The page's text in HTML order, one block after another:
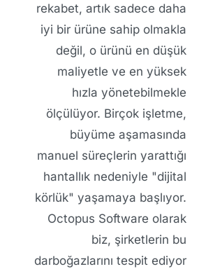
rekabet, artık sadece daha
iyi bir ürüne sahip olmakla
değil, o ürünü en düşük
maliyetle ve en yüksek
hızla yönetebilmekle
ölçülüyor. Birçok işletme,
büyüme aşamasında
manuel süreçlerin yarattığı
hantallık nedeniyle "dijital
körlük" yaşamaya başlıyor.
Octopus Software olarak
biz, şirketlerin bu
darboğazlarını tespit ediyor